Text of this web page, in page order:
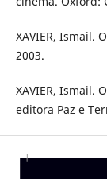
XAVIER, Ismail.
2003.
XAVIER, Ismail.
editora Paz e